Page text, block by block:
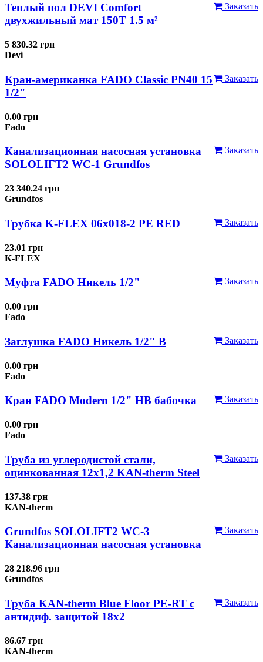
Заказать
Теплый пол DEVI Comfort
двухжильный мат 150T 1.5 м²
5 830.32 грн
Devi
Заказать
Кран-американка FADO Classic PN40 15
1/2"
0.00 грн
Fado
Заказать
Канализационная насосная установка
SOLOLIFT2 WC-1 Grundfos
23 340.24 грн
Grundfos
Заказать
Трубка K-FLEX 06x018-2 РЕ RED
23.01 грн
K-FLEX
Заказать
Муфта FADO Никель 1/2"
0.00 грн
Fado
Заказать
Заглушка FADO Никель 1/2" В
0.00 грн
Fado
Заказать
Кран FADO Modern 1/2" НВ бабочка
0.00 грн
Fado
Заказать
Труба из углеродистой стали,
оцинкованная 12x1,2 KAN-therm Steel
137.38 грн
KAN-therm
Заказать
Grundfos SOLOLIFT2 WC-3
Канализационная насосная установка
28 218.96 грн
Grundfos
Заказать
Труба KAN-therm Blue Floor PE-RT с
антидиф. защитой 18х2
86.67 грн
KAN-therm